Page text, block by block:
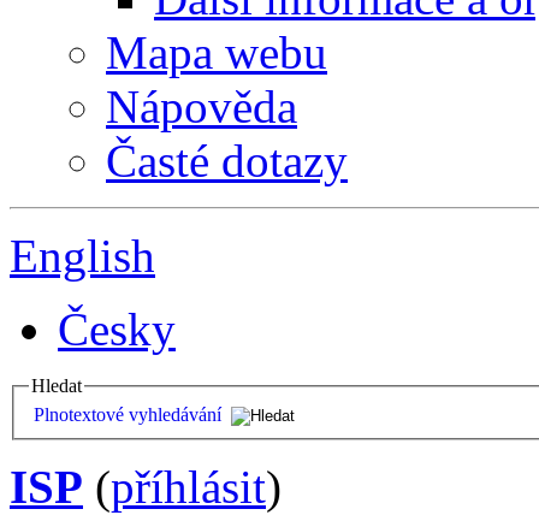
Mapa webu
Nápověda
Časté dotazy
English
Česky
Hledat
Plnotextové vyhledávání
ISP (příhlásit)